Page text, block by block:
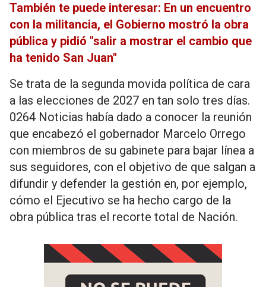
También te puede interesar: En un encuentro
con la militancia, el Gobierno mostró la obra
pública y pidió "salir a mostrar el cambio que
ha tenido San Juan"
Se trata de la segunda movida política de cara
a las elecciones de 2027 en tan solo tres días.
0264 Noticias había dado a conocer la reunión
que encabezó el gobernador Marcelo Orrego
con miembros de su gabinete para bajar línea a
sus seguidores, con el objetivo de que salgan a
difundir y defender la gestión en, por ejemplo,
cómo el Ejecutivo se ha hecho cargo de la
obra pública tras el recorte total de Nación.